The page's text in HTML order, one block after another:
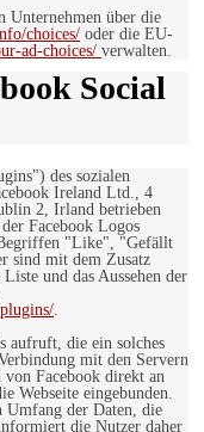
Unternehmen über die
choices/ oder die EU-
ad-choices/ verwalten.
Social
des sozialen
Ireland Ltd., 4
2, Irland betrieben
Facebook Logos
"Like", "Gefällt
sind mit dem Zusatz
und das Aussehen der
.
aufruft, die ein solches
mit den Servern
Facebook direkt an
Webseite eingebunden.
Umfang der Daten, die
die Nutzer daher